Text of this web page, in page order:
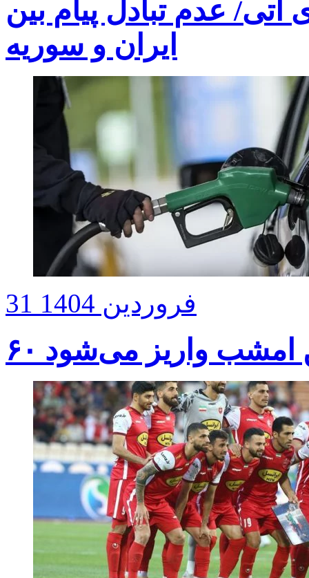
عدم تبادل پیام بین
ایران و سوریه
31 فروردین 1404
امشب واریز می‌شود